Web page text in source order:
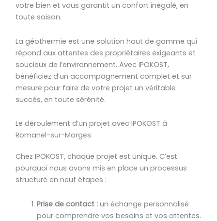
votre bien et vous garantit un confort inégalé, en
toute saison.
La géothermie est une solution haut de gamme qui
répond aux attentes des propriétaires exigeants et
soucieux de l’environnement. Avec IPOKOST,
bénéficiez d’un accompagnement complet et sur
mesure pour faire de votre projet un véritable
succès, en toute sérénité.
Le déroulement d’un projet avec IPOKOST à
Romanel-sur-Morges
Chez IPOKOST, chaque projet est unique. C’est
pourquoi nous avons mis en place un processus
structuré en neuf étapes :
Prise de contact :un échange personnalisé
pour comprendre vos besoins et vos attentes.